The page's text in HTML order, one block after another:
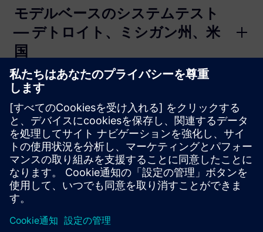
モデルベースのシステムテスト
— デトロイト、ミシガン州、米
国
計算流体力学研究室 — ニューヨ
ーク、アメリカ
AV/EVセンター — 成都、中国